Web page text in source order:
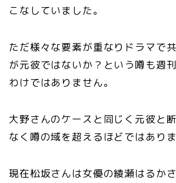
こなしていました。
ただ様々な要素が重なりドラマで
が元彼ではないか？という噂も週
わけではありません。
大野さんのケースと同じく元彼と
なく噂の域を超えるほどではありま
現在松坂さんは女優の綾瀬はるか